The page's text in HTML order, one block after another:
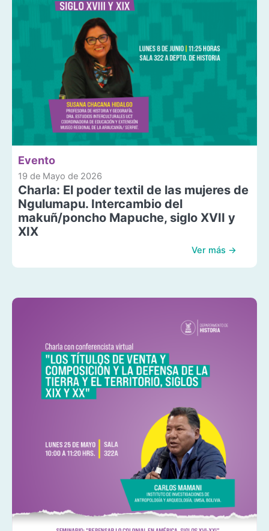
Evento
19 de Mayo de 2026
Charla: El poder textil de las mujeres de
Ngulumapu. Intercambio del
makuñ/poncho Mapuche, siglo XVII y
XIX
Ver más →